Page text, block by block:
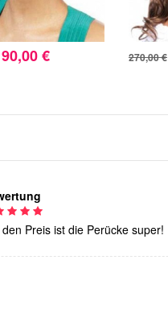
90,00 € 270,00 €
Preis ist die Perücke super!